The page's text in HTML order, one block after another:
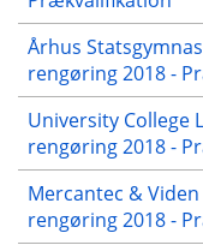
Århus
rengøring 2018 -
University College
rengøring 2018 -
Mercantec &
rengøring 2018 -